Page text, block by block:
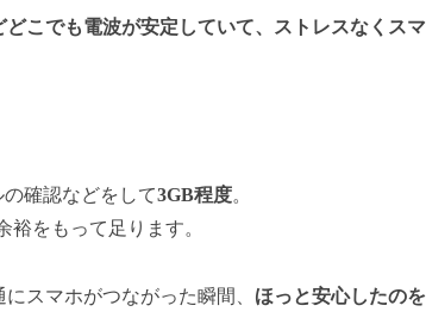
どこでも電波が安定していて、ストレスなくスマ
確認などをして3GB程度。
をもって足ります。
スマホがつながった瞬間、 ほっと安心したのを